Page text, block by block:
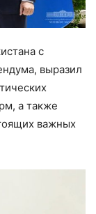
с
выразил
а также
важных